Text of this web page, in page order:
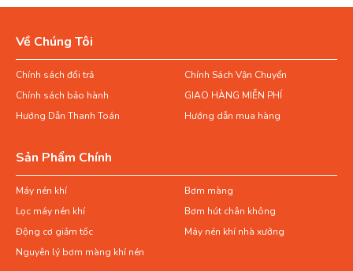
Về Chúng Tôi
Chính sách đổi trả
Chính Sách Vận Chuyển
Chính sách bảo hành
GIAO HÀNG MIỄN PHÍ
Hướng Dẫn Thanh Toán
Hướng dẫn mua hàng
Sản Phẩm Chính
Máy nén khí
Bơm màng
Lọc máy nén khí
Bơm hút chân không
Động cơ giảm tốc
Máy nén khí nhà xưởng
Nguyên lý bơm màng khí nén